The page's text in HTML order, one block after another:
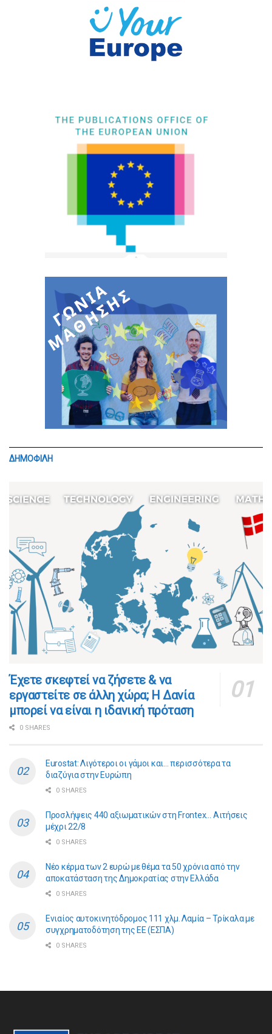
ΔΗΜΟΦΙΛΗ
​​Έχετε σκεφτεί να ζήσετε & να
εργαστείτε σε άλλη χώρα; Η Δανία
μπορεί να είναι η ιδανική πρόταση
0 SHARES
Eurostat: Λιγότεροι οι γάμοι και… περισσότερα τα
διαζύγια στην Ευρώπη
0 SHARES
Προσλήψεις 440 αξιωματικών στη Frontex… Αιτήσεις
μέχρι 22/8
0 SHARES
Νέο κέρμα των 2 ευρώ με θέμα τα 50 χρόνια από την
αποκατάσταση της Δημοκρατίας στην Ελλάδα
0 SHARES
Ενιαίος αυτοκινητόδρομος 111 χλμ. Λαμία – Τρίκαλα με
συγχρηματοδότηση της ΕE (ΕΣΠΑ)
0 SHARES